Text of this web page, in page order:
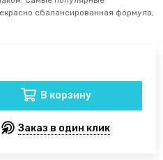
сбалансированная формула,
В корзину
Заказ в один клик